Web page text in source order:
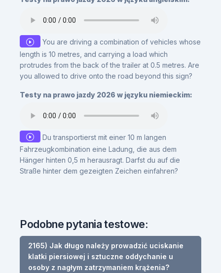
You are driving a combination of vehicles whose
length is 10 metres, and carrying a load which
protrudes from the back of the trailer at 0.5 metres. Are
you allowed to drive onto the road beyond this sign?
Testy na prawo jazdy 2026 w języku niemieckim:
Du transportierst mit einer 10 m langen
Fahrzeugkombination eine Ladung, die aus dem
Hänger hinten 0,5 m herausragt. Darfst du auf die
Straße hinter dem gezeigten Zeichen einfahren?
Podobne pytania testowe:
2165) Jak długo należy prowadzić uciskanie
klatki piersiowej i sztuczne oddychanie u
osoby z nagłym zatrzymaniem krążenia?